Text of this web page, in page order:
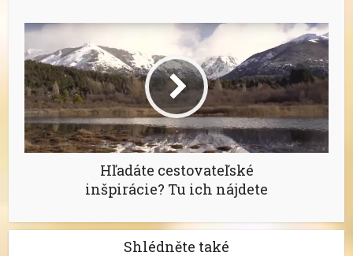
Hľadáte cestovateľské
inšpirácie? Tu ich nájdete
Shlédněte také